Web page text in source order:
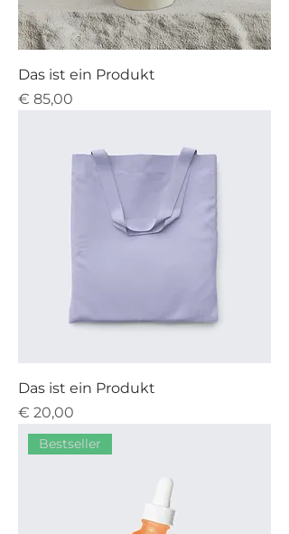
Das ist ein Produkt
Preis
€ 85,00
Das ist ein Produkt
Preis
€ 20,00
Bestseller